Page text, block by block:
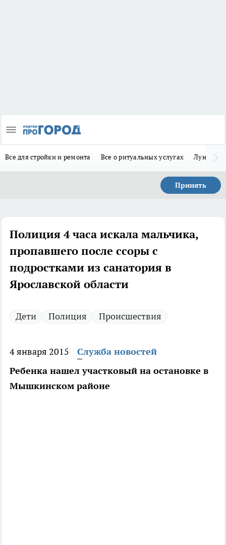
Все для стройки и ремонта Все о ритуальных услугах Лунно-
Принять
Полиция 4 часа искала мальчика,
пропавшего после ссоры с
подростками из санатория в
Ярославской области
Дети Полиция Происшествия
4 января 2015
Служба новостей
Ребенка нашел участковый на остановке в
Мышкинском районе